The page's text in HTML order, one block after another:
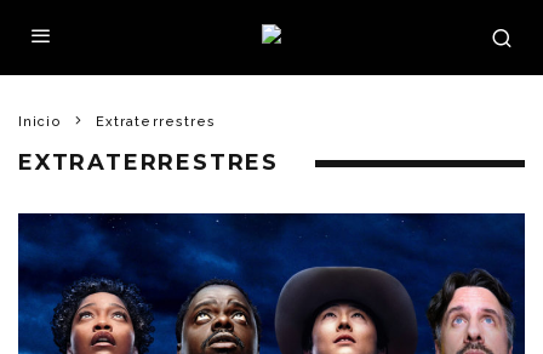
Inicio Extraterrestres
EXTRATERRESTRES